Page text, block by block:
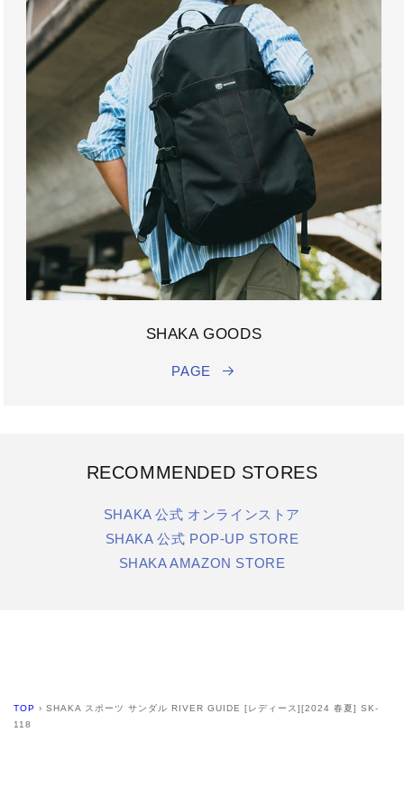
SHAKA GOODS
PAGE
RECOMMENDED STORES
SHAKA 公式 オンラインストア
SHAKA 公式 POP-UP STORE
SHAKA AMAZON STORE
TOP › SHAKA スポーツ サンダル RIVER GUIDE [レディース][2024 春夏] SK-
118